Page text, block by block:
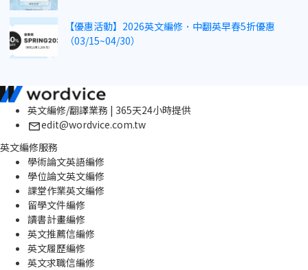
【優惠活動】2026英文編修．中翻英早春5折優惠
（03/15~04/30）
英文編修/翻譯業務 | 365天24小時提供
edit@wordvice.com.tw
英文編修服務
學術論文英語編修
學位論文英文編修
課堂作業英文編修
留學文件編修
讀書計畫編修
英文推薦信編修
英文履歷編修
英文求職信編修